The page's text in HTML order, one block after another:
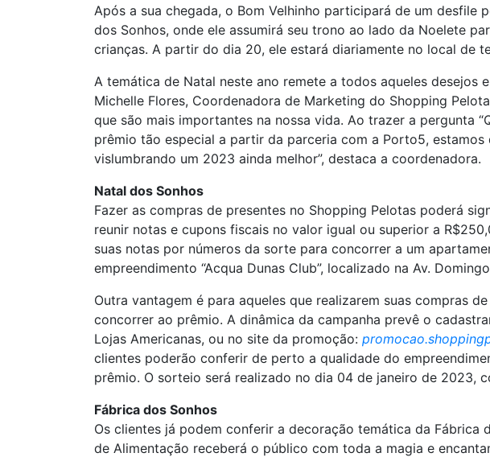
Após a sua chegada, o Bom Velhinho participará de um
dos Sonhos, onde ele assumirá seu trono ao lado da Noelete
crianças. A partir do dia 20, ele estará diariamente no local de
A temática de Natal neste ano remete a todos aqueles desejos
Michelle Flores, Coordenadora de Marketing do Shopping
que são mais importantes na nossa vida. Ao trazer a pergunta
prêmio tão especial a partir da parceria com a Porto5,
vislumbrando um 2023 ainda melhor”, destaca a coordenadora.
Natal dos Sonhos
Fazer as compras de presentes no Shopping Pelotas poderá
reunir notas e cupons fiscais no valor igual ou superior a
suas notas por números da sorte para concorrer a um
empreendimento “Acqua Dunas Club”, localizado na Av.
Outra vantagem é para aqueles que realizarem suas compras
concorrer ao prêmio. A dinâmica da campanha prevê o
Lojas Americanas, ou no site da promoção:
clientes poderão conferir de perto a qualidade do
prêmio. O sorteio será realizado no dia 04 de janeiro de 2023,
Fábrica dos Sonhos
Os clientes já podem conferir a decoração temática da Fábrica
de Alimentação receberá o público com toda a magia e